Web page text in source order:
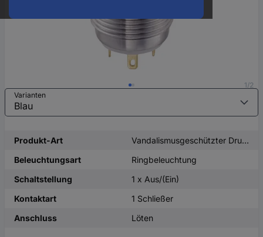
1/2
Varianten
Produkt-Art
Vandalismusgeschützter Drucktaster
Beleuchtungsart
Ringbeleuchtung
Schaltstellung
1 x Aus/(Ein)
Kontaktart
1 Schließer
Anschluss
Löten